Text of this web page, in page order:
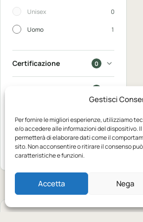
Gestisci
Per fornire le migliori esperienze, utilizziamo
e/o accedere alle informazioni del dispositivo.
permetterà di elaborare dati come il
sito. Non acconsentire o ritirare il consenso
caratteristiche e funzioni.
Accetta Nega
Unisex 0
Uomo 1
Certificazione 0
Disponibili
Mostra 1
prodotto
Azzera